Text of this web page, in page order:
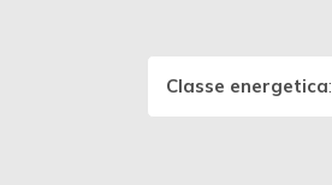
Classe energetica: